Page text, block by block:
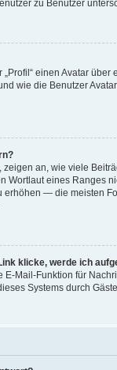
zu Benutzer
einen Avatar
wie die Benutzer
an, wie viele
Wortlaut eines Ranges
erhöhen — die meisten
klicke, werde ich
E-Mail-Funktion für
Systems durch